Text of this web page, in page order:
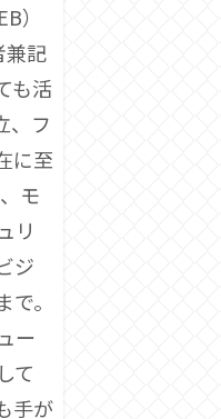
）
兼記
も活
、フ
に至
モ
リ
ジ
。
ー
て
手が